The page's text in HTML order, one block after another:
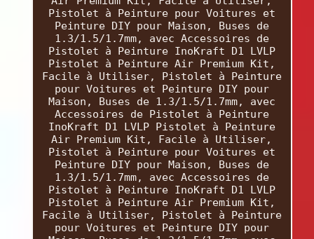
Pistolet à Peinture pour Voitures et
Peinture DIY pour Maison, Buses de
1.3/1.5/1.7mm, avec Accessoires de
Pistolet à Peinture InoKraft D1 LVLP
Pistolet à Peinture Air Premium Kit,
Facile à Utiliser, Pistolet à Peinture
pour Voitures et Peinture DIY pour
Maison, Buses de 1.3/1.5/1.7mm, avec
Accessoires de Pistolet à Peinture
InoKraft D1 LVLP Pistolet à Peinture
Air Premium Kit, Facile à Utiliser,
Pistolet à Peinture pour Voitures et
Peinture DIY pour Maison, Buses de
1.3/1.5/1.7mm, avec Accessoires de
Pistolet à Peinture InoKraft D1 LVLP
Pistolet à Peinture Air Premium Kit,
Facile à Utiliser, Pistolet à Peinture
pour Voitures et Peinture DIY pour